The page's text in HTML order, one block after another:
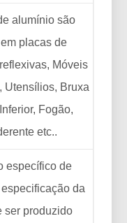
alumínio são
placas de
Móveis
Utensílios, Bruxa
Fogão,
etc..
específico de
da
ser produzido